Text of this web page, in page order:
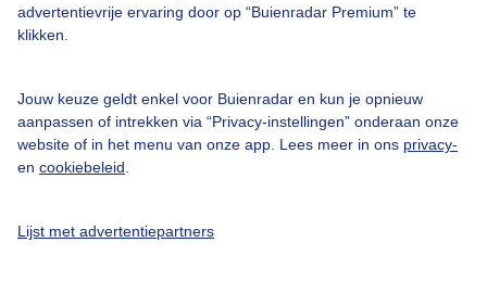
advertentievrije ervaring door op “Buienradar Premium” te
klikken.
Jouw keuze geldt enkel voor Buienradar en kun je opnieuw
aanpassen of intrekken via “Privacy-instellingen” onderaan onze
website of in het menu van onze app. Lees meer in ons privacy-
en cookiebeleid
Lijst met advertentiepartners
Toegankelijkheid
Buienradar Team
Privacy beleid
Privacy instellingen